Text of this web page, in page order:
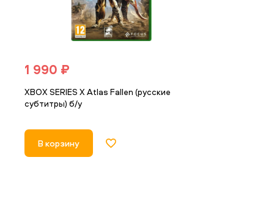
1 990 ₽
XBOX SERIES X Atlas Fallen (русские
субтитры) б/у
В корзину